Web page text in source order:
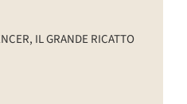
IL GRANDE RICATTO